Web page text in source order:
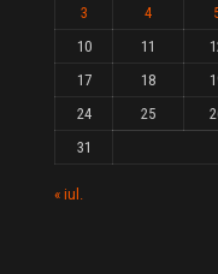
3
4
10
11
17
18
24
25
31
« iul.